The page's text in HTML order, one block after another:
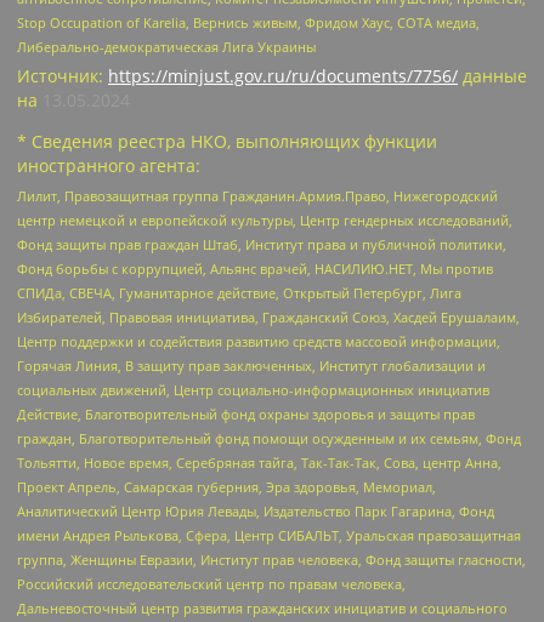
Stop Occupation of Karelia, Вернись живым, Фридом Хаус, СОТА медиа,
Либерально-демократическая Лига Украины
Источник: https://minjust.gov.ru/ru/documents/7756/ данные
на
* Сведения реестра НКО, выполняющих функции
иностранного агента:
Лилит, Правозащитная группа Гражданин.Армия.Право, Нижегородский
центр немецкой и европейской культуры, Центр гендерных исследований,
Фонд защиты прав граждан Штаб, Институт права и публичной политики,
Фонд борьбы с коррупцией, Альянс врачей, НАСИЛИЮ.НЕТ, Мы против
СПИДа, СВЕЧА, Гуманитарное действие, Открытый Петербург, Лига
Избирателей, Правовая инициатива, Гражданский Союз, Хасдей Ерушалаим,
Центр поддержки и содействия развитию средств массовой информации,
Горячая Линия, В защиту прав заключенных, Институт глобализации и
социальных движений, Центр социально-информационных инициатив
Действие, Благотворительный фонд охраны здоровья и защиты прав
граждан, Благотворительный фонд помощи осужденным и их семьям, Фонд
Тольятти, Новое время, Серебряная тайга, Так-Так-Так, Сова, центр Анна,
Проект Апрель, Самарская губерния, Эра здоровья, Мемориал,
Аналитический Центр Юрия Левады, Издательство Парк Гагарина, Фонд
имени Андрея Рылькова, Сфера, Центр СИБАЛЬТ, Уральская правозащитная
группа, Женщины Евразии, Институт прав человека, Фонд защиты гласности,
Российский исследовательский центр по правам человека,
Дальневосточный центр развития гражданских инициатив и социального